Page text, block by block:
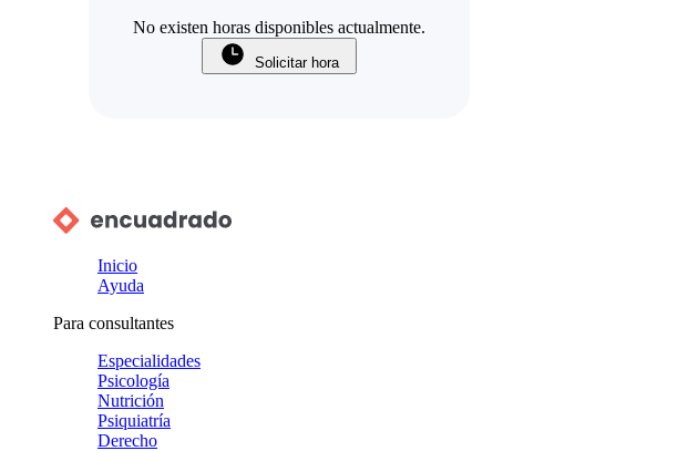
No existen horas disponibles actualmente.
Solicitar hora
Inicio
Ayuda
Para consultantes
Especialidades
Psicología
Nutrición
Psiquiatría
Derecho